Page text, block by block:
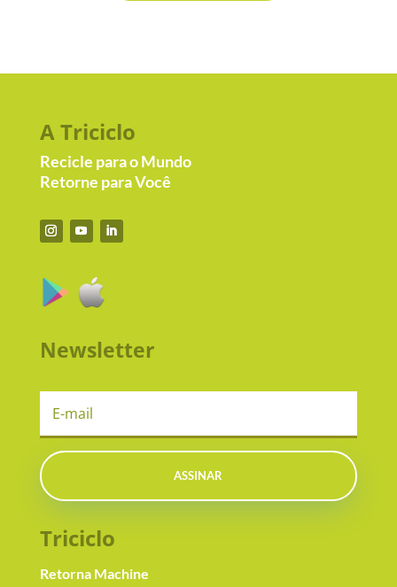
A Triciclo
Recicle para o Mundo
Retorne para Você
Newsletter
ASSINAR
Triciclo
Retorna Machine